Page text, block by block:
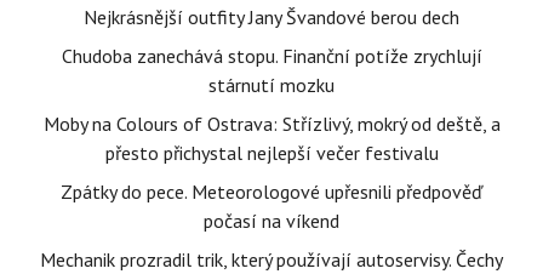
Nejkrásnější outfity Jany Švandové berou dech
Chudoba zanechává stopu. Finanční potíže zrychlují
stárnutí mozku
Moby na Colours of Ostrava: Střízlivý, mokrý od deště, a
přesto přichystal nejlepší večer festivalu
Zpátky do pece. Meteorologové upřesnili předpověď
počasí na víkend
Mechanik prozradil trik, který používají autoservisy. Čechy